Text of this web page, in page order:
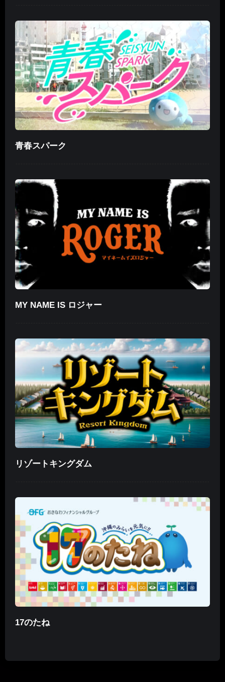
青春スパーク
MY NAME IS ロジャー
リゾートキングダム
17のたね